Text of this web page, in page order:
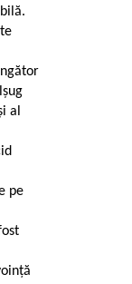
al
pe